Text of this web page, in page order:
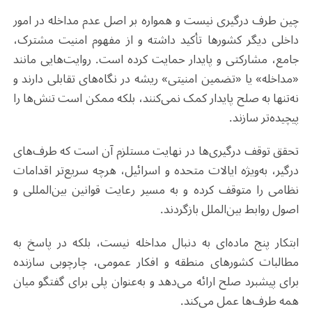
چین طرف درگیری نیست و همواره بر اصل عدم مداخله در امور
داخلی دیگر کشورها تأکید داشته و از مفهوم امنیت مشترک،
جامع، مشارکتی و پایدار حمایت کرده است. روایت‌هایی مانند
«مداخله» یا «تضمین امنیتی» ریشه در نگاه‌های تقابلی دارند و
نه‌تنها به صلح پایدار کمک نمی‌کنند، بلکه ممکن است تنش‌ها را
پیچیده‌تر سازند.
تحقق توقف درگیری‌ها در نهایت مستلزم آن است که طرف‌های
درگیر، به‌ویژه ایالات متحده و اسرائیل، هرچه سریع‌تر اقدامات
نظامی را متوقف کرده و به مسیر رعایت قوانین بین‌المللی و
اصول روابط بین‌الملل بازگردند.
ابتکار پنج ماده‌ای به‌ دنبال مداخله نیست، بلکه در پاسخ به
مطالبات کشورهای منطقه و افکار عمومی، چارچوبی سازنده
برای پیشبرد صلح ارائه می‌دهد و به‌عنوان پلی برای گفتگو میان
همه طرف‌ها عمل می‌کند.